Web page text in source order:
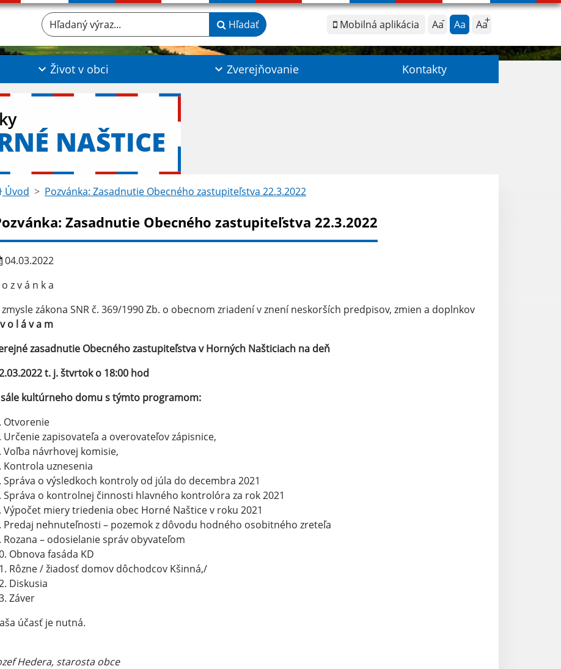
Mobilná aplikácia Aa Aa Aa
Hľadaný výraz... Hľadať
Život v obci Zverejňovanie Kontakty
NAŠTICE
Úvod Pozvánka: Zasadnutie Obecného zastupiteľstva 22.3.2022
Zasadnutie Obecného zastupiteľstva 22.3.2022
04.03.2022
o z v á n k a
zmysle zákona SNR č. 369/1990 Zb. o obecnom zriadení v znení neskorších predpisov, zmien a doplnkov
o l á v a m
zasadnutie Obecného zastupiteľstva v Horných Našticiach na deň
t. j. štvrtok o 18:00 hod
kultúrneho domu s týmto programom:
Otvorenie
Určenie zapisovateľa a overovateľov zápisnice,
Voľba návrhovej komisie,
Kontrola uznesenia
Správa o výsledkoch kontroly od júla do decembra 2021
Správa o kontrolnej činnosti hlavného kontrolóra za rok 2021
Výpočet miery triedenia obec Horné Naštice v roku 2021
Predaj nehnuteľnosti – pozemok z dôvodu hodného osobitného zreteľa
Rozana – odosielanie správ obyvateľom
Obnova fasáda KD
Rôzne / žiadosť domov dôchodcov Kšinná,/
Diskusia
Záver
účasť je nutná.
Hedera, starosta obce